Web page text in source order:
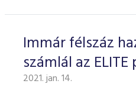
Immár félszáz
számlál az
2021. jan. 14.